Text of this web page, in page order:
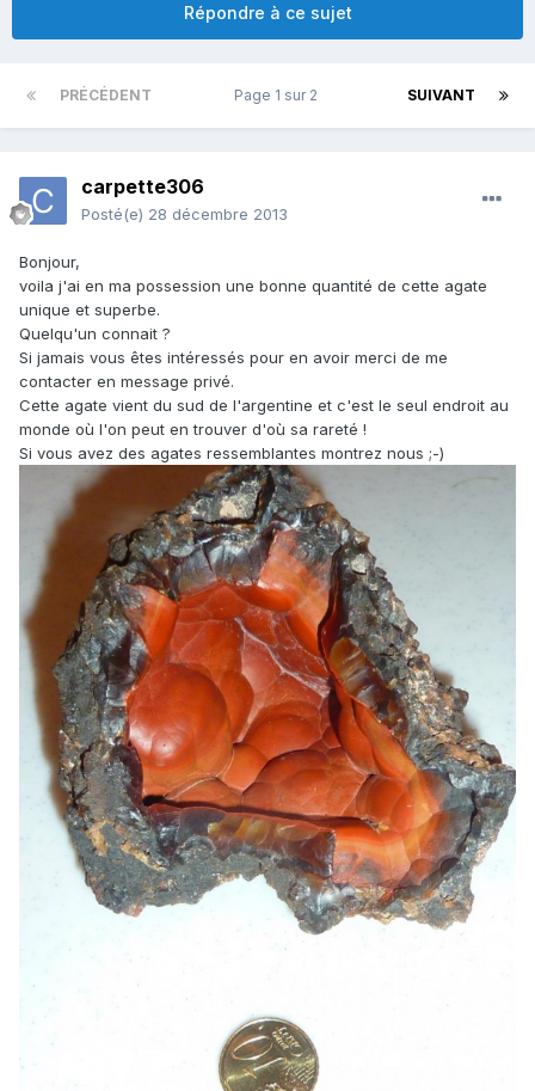
Répondre à ce sujet
PRÉCÉDENT SUIVANT
Page 1 sur 2
carpette306
Posté(e) 28 décembre 2013
Bonjour,
voila j'ai en ma possession une bonne quantité de cette agate
unique et superbe.
Quelqu'un connait ?
Si jamais vous êtes intéressés pour en avoir merci de me
contacter en message privé.
Cette agate vient du sud de l'argentine et c'est le seul endroit au
monde où l'on peut en trouver d'où sa rareté !
Si vous avez des agates ressemblantes montrez nous ;-)